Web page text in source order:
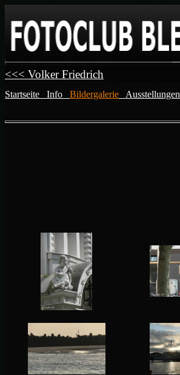
<<< Volker Friedrich
Startseite Info Bildergalerie Ausstellungen